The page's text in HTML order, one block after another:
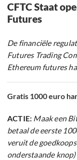
CFTC Staat
Futures
De financiële
Futures Trading
Ethereum futures
Gratis 1000 euro
ACTIE: Maak een
betaal de eerste
veruit de
onderstaande knop)